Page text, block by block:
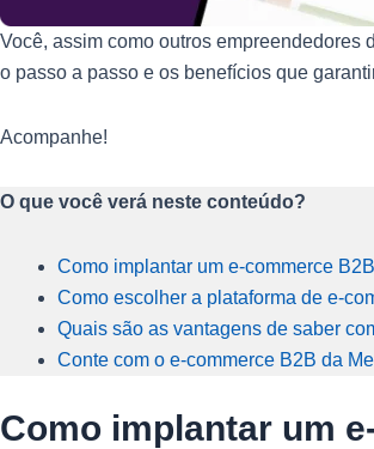
Você, assim como outros empreendedores
o passo a passo e os benefícios que
Acompanhe!
O que você verá neste conteúdo?
Como implantar um e-commerce
Como escolher a plataforma de e-
Quais são as vantagens de saber
Conte com o e-commerce B2B da
Como implantar um